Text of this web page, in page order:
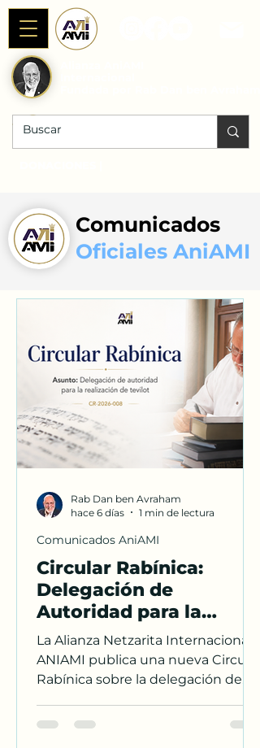
Comunicados
Oficiales AniAMI
Circular Rabínica:
Delegación de
Autoridad para la
Realización de Tevilot
La Alianza Netzarita Internacional
ANIAMI publica una nueva Circular
Rabínica sobre la delegación de
tevilot. Conozca los principios que
Comunicados AniAMI
Rab Dan ben Avraham
hace 6 días
1 min de lectura